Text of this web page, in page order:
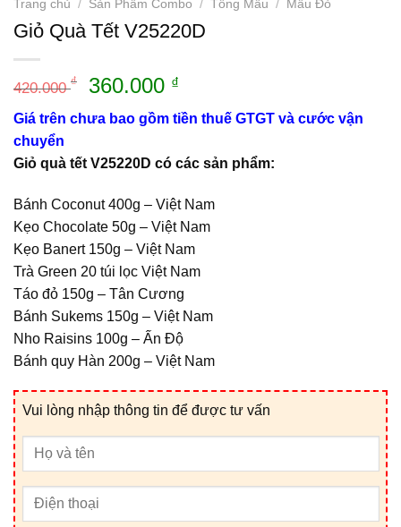
Trang chủ / Sản Phẩm Combo / Tông Mầu / Mầu Đỏ
Giỏ Quà Tết V25220D
420.000₫
Giá
là:
360.000 ₫
hiện
tại
360.000 ₫.
Giá trên chưa bao gồm tiền thuế GTGT và cước vận
chuyển
Giỏ quà tết V25220D có các sản phẩm:
Bánh Coconut 400g – Việt Nam
Kẹo Chocolate 50g – Việt Nam
Kẹo Banert 150g – Việt Nam
Trà Green 20 túi lọc Việt Nam
Táo đỏ 150g – Tân Cương
Bánh Sukems 150g – Việt Nam
Nho Raisins 100g – Ấn Độ
Bánh quy Hàn 200g – Việt Nam
Vui lòng nhập thông tin để được tư vấn